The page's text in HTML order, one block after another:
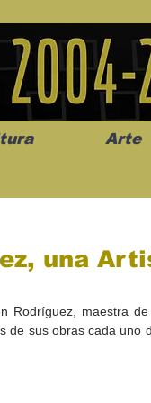
Arte
una
Rodríguez, maestra
de sus obras cada uno
amor "Me llamo